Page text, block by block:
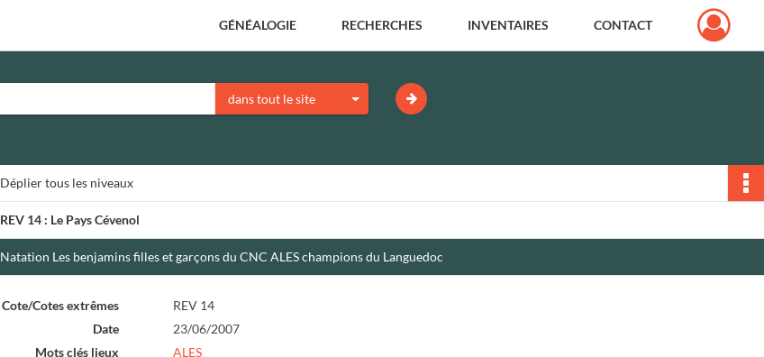
GÉNÉALOGIE RECHERCHES INVENTAIRES CONTACT
dans tout le site
Dépliertous les niveaux
REV 14 : Le Pays Cévenol
Natation Les benjamins filles et garçons du CNC ALES champions du Languedoc
Cote/Cotes extrêmes
REV 14
Date
23/06/2007
Mots clés lieux
ALES